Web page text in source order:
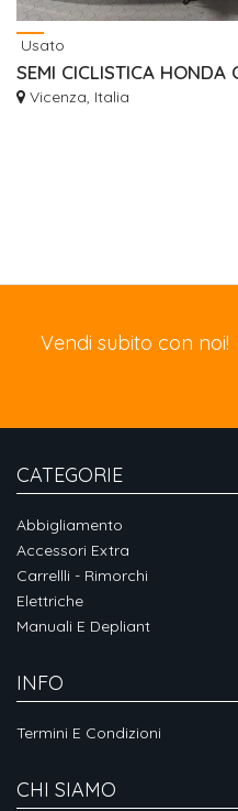
Usato
Vicenza, Italia
Vendi subito con noi!
CATEGORIE
Abbigliamento
Accessori Extra
Carrellli - Rimorchi
Elettriche
Manuali E Depliant
INFO
Termini E Condizioni
CHI SIAMO